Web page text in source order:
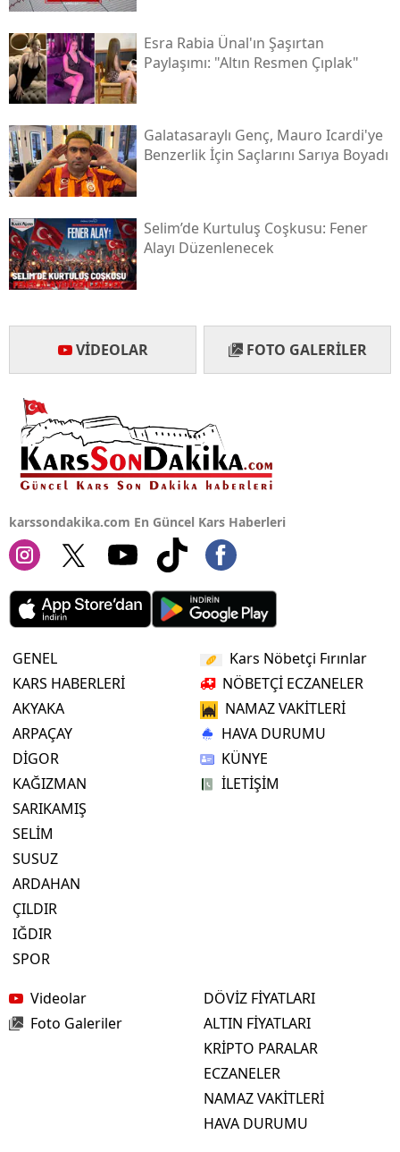
Sinop
Tekirdağ
Tokat
Tunceli
Van
Karaman
Bartın
Ardahan
Esra Rabia Ünal'ın Şaşırtan
Paylaşımı: "altın Resmen Çıplak"
Galatasaraylı Genç, Mauro Icardi'ye
Benzerlik İçin Saçlarını Sarıya Boyadı
Selim’de Kurtuluş Coşkusu: Fener
Alayı Düzenlenecek
VIDEOLAR FOTO GALERILER
karssondakika.com En Güncel Kars Haberleri
GENEL
KARS HABERLERİ
AKYAKA
ARPAÇAY
DİGOR
KAĞIZMAN
SARIKAMIŞ
SELİM
SUSUZ
ARDAHAN
ÇILDIR
IĞDIR
SPOR
Kars Nöbetçi Fırınlar
NÖBETÇİ ECZANELER
NAMAZ VAKİTLERİ
HAVA DURUMU
KÜNYE
İLETİŞİM
Videolar
Foto Galeriler
DÖVİZ FİYATLARI
ALTIN FİYATLARI
KRİPTO PARALAR
ECZANELER
NAMAZ VAKİTLERİ
HAVA DURUMU